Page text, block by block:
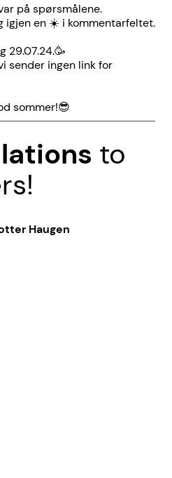
på spørsmålene.
igjen en ☀️ i kommentarfeltet.
29.07.24.🥳
sender ingen link for
sommer!😎
to
Haugen